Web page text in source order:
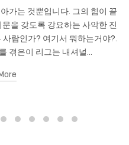
가는 것뿐입니다. 그의 힘이 끝
을 갖도록 강요하는 사악한 진
람인가? 여기서 뭐하는거야?.
겪은이 리그는 내셔널...